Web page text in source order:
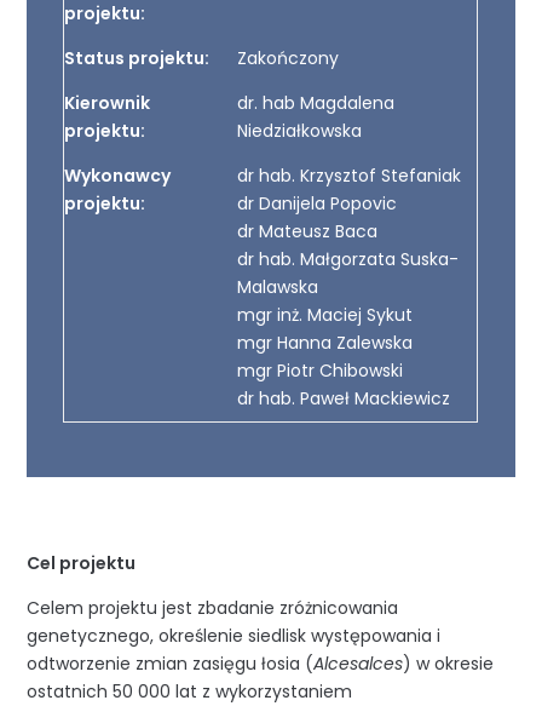
projektu:
Status projektu:
Zakończony
Kierownik
projektu:
dr. hab Magdalena
Niedziałkowska
Wykonawcy
projektu:
dr hab. Krzysztof Stefaniak
dr Danijela Popovic
dr Mateusz Baca
dr hab. Małgorzata Suska-
Malawska
mgr inż. Maciej Sykut
mgr Hanna Zalewska
mgr Piotr Chibowski
dr hab. Paweł Mackiewicz
Cel projektu
Celem projektu jest zbadanie zróżnicowania
genetycznego, określenie siedlisk występowania i
odtworzenie zmian zasięgu łosia (Alcesalces) w okresie
ostatnich 50 000 lat z wykorzystaniem